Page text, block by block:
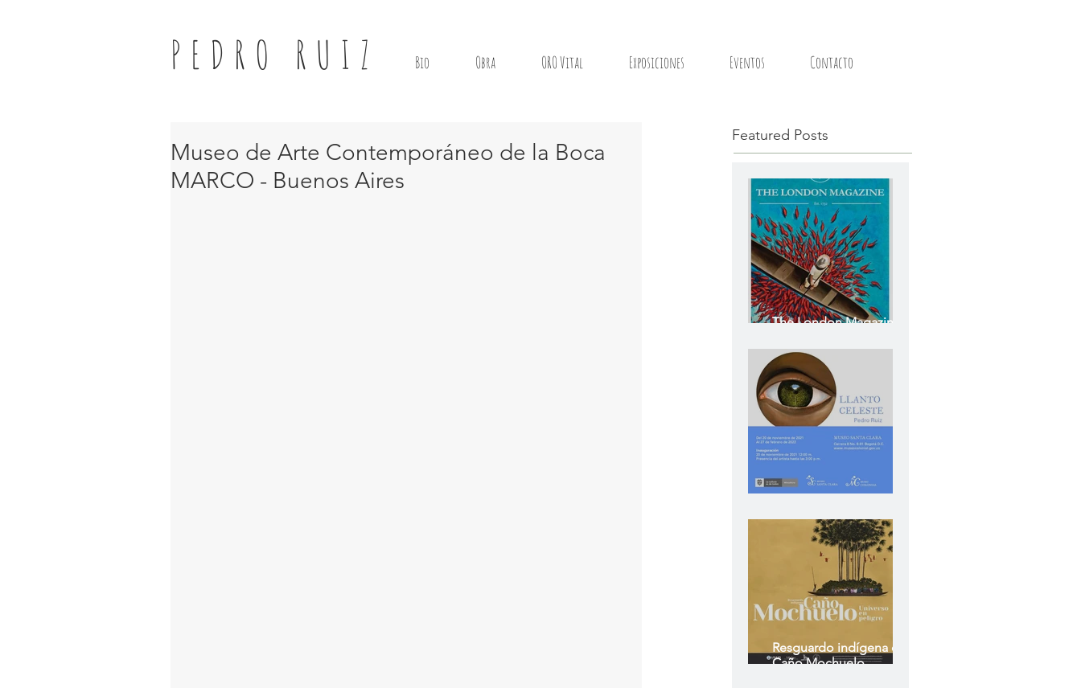
PEDRO RUIZ Bio Obra ORO Vital Exposiciones Eventos Contacto
Museo de Arte Contemporáneo de la Boca
MARCO - Buenos Aires
Featured Posts
The London Magazine -
Resguardo indígena de
Caño Mochuelo